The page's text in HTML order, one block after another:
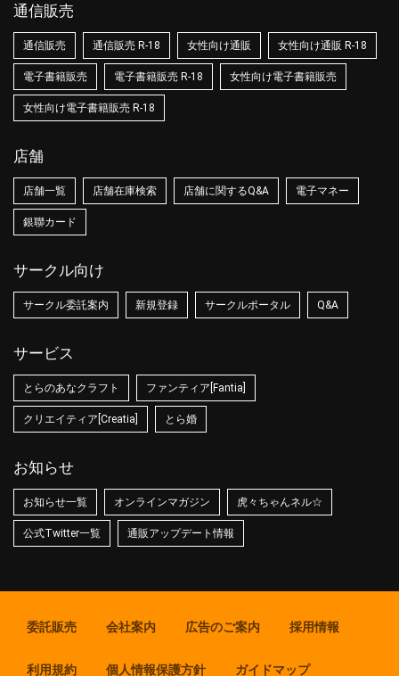
通信販売
通信販売 通信販売 R-18 女性向け通販 女性向け通販 R-18
電子書籍販売 電子書籍販売 R-18 女性向け電子書籍販売
女性向け電子書籍販売 R-18
店舗
店舗一覧 店舗在庫検索 店舗に関するQ&A 電子マネー
銀聯カード
サークル向け
サークル委託案内 新規登録 サークルポータル Q&A
サービス
とらのあなクラフト ファンティア[Fantia]
クリエイティア[Creatia] とら婚
お知らせ
お知らせ一覧 オンラインマガジン 虎々ちゃんネル☆
公式Twitter一覧 通販アップデート情報
委託販売 会社案内 広告のご案内 採用情報
利用規約 個人情報保護方針 ガイドマップ